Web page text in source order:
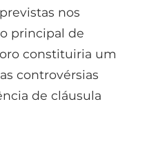
nos
principal de
constituiria um
controvérsias
de cláusula